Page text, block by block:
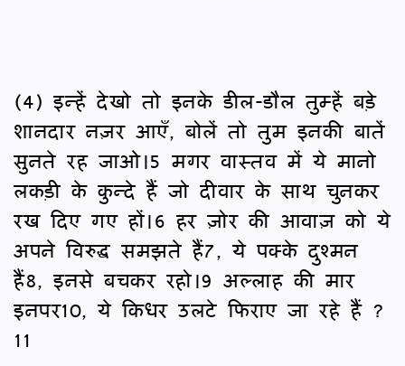
(4) इन्हें देखो तो इनके डील-डौल तुम्हें बड़े
शानदार नज़र आएँ, बोलें तो तुम इनकी बातें
सुनते रह जाओ।5 मगर वास्तव में ये मानो
लकड़ी के कुन्दे हैं जो दीवार के साथ चुनकर
रख दिए गए हों।6 हर ज़ोर की आवाज़ को ये
अपने विरुद्ध समझते हैं7, ये पक्के दुश्मन
हैं8, इनसे बचकर रहो।9 अल्लाह की मार
इनपर10, ये किधर उलटे फिराए जा रहे हैं ?
11